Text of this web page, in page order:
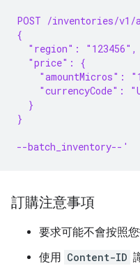
POST /inventories/v1/
{
  "region": "123456",
  "price": {
"amountMicros":
"currencyCode":
  }
}
--batch_inventory--'
訂購注意事項
要求可能不會按照您
使用 Content-ID